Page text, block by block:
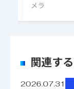
メラ
関連す
2026.07.31